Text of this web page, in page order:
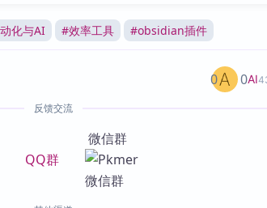
化与AI #效率工具 #obsidian插件
AI
0 0
反馈交流
QQ群
微信群